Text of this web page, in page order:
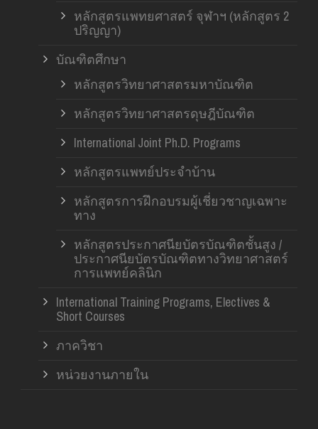
หลักสูตรแพทยศาสตร์ จุฬาฯ (หลักสูตร 2
ปริญญา)
บัณฑิตศึกษา
หลักสูตรวิทยาศาสตรมหาบัณฑิต
หลักสูตรวิทยาศาสตรดุษฎีบัณฑิต
International Joint Ph.D. Programs
หลักสูตรแพทย์ประจำบ้าน
หลักสูตรการฝึกอบรมผู้เชี่ยวชาญเฉพาะ
ทาง
หลักสูตรประกาศนียบัตรบัณฑิตชั้นสูง /
ประกาศนียบัตรบัณฑิตทางวิทยาศาสตร์
การแพทย์คลินิก
International Training Programs, Electives &
Short Courses
ภาควิชา
หน่วยงานภายใน